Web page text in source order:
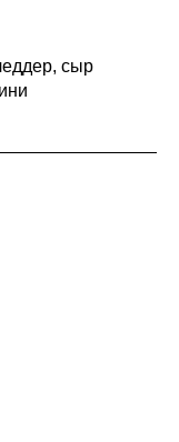
сыр